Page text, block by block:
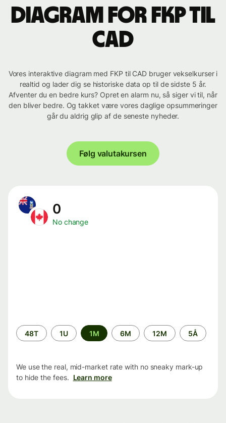
Diagram for FKP til
CAD
Vores interaktive diagram med FKP til CAD bruger vekselkurser i
realtid og lader dig se historiske data op til de sidste 5 år.
Afventer du en bedre kurs? Opret en alarm nu, så siger vi til, når
den bliver bedre. Og takket være vores daglige opsummeringer
går du aldrig glip af de seneste nyheder.
Følg valutakursen
0
No change
Time
period
48T 1U 1M 6M 12M 5Å
We use the real, mid-market rate with no sneaky mark-up
to hide the fees. Learn more